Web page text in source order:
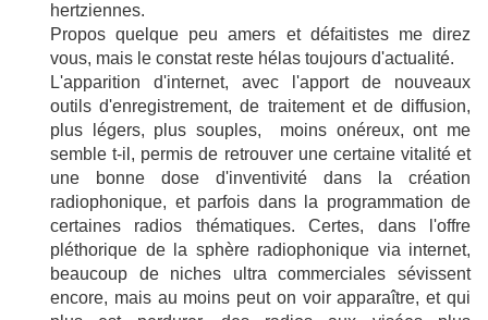
hertziennes.
Propos quelque peu amers et défaitistes me direz
vous, mais le constat reste hélas toujours d'actualité.
L'apparition d'internet, avec l'apport de nouveaux
outils d'enregistrement, de traitement et de diffusion,
plus légers, plus souples, moins onéreux, ont me
semble t-il, permis de retrouver une certaine vitalité et
une bonne dose d'inventivité dans la création
radiophonique, et parfois dans la programmation de
certaines radios thématiques. Certes, dans l'offre
pléthorique de la sphère radiophonique via internet,
beaucoup de niches ultra commerciales sévissent
encore, mais au moins peut on voir apparaître, et qui